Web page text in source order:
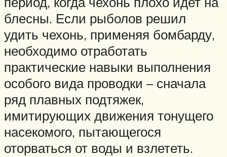
блесны. Если рыболов решил
удить чехонь, применяя бомбарду,
необходимо отработать
практические навыки выполнения
особого вида проводки – сначала
ряд плавных подтяжек,
имитирующих движения тонущего
насекомого, пытающегося
оторваться от воды и взлететь.